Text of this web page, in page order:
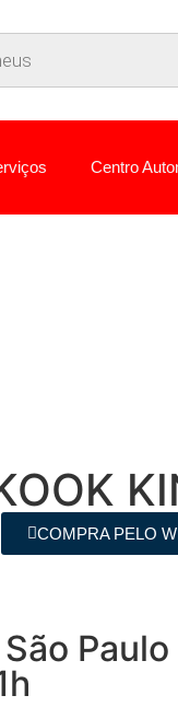
Centro
COMPRA PELO